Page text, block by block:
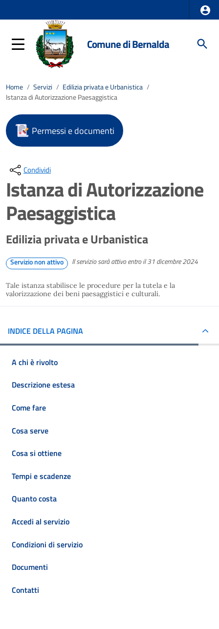
Comune di Bernalda
Home / Servizi / Edilizia privata e Urbanistica /
Istanza di Autorizzazione Paesaggistica
Permessi e documenti
Condividi
Istanza di Autorizzazione
Paesaggistica
Edilizia privata e Urbanistica
Servizio non attivo Il servizio sarà attivo entro il 31 dicembre 2024
Tale istanza stabilisce le procedure per la tutela e la
valorizzazione dei beni paesaggistici e culturali.
INDICE DELLA PAGINA
A chi è rivolto
Descrizione estesa
Come fare
Cosa serve
Cosa si ottiene
Tempi e scadenze
Quanto costa
Accedi al servizio
Condizioni di servizio
Documenti
Contatti